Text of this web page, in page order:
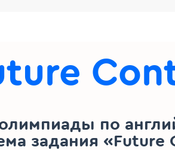
по
задания «Future